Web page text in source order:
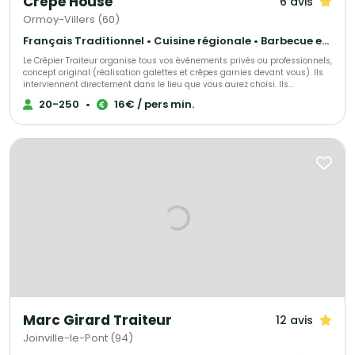
Ormoy-Villers (60)
Français Traditionnel • Cuisine régionale • Barbecue et grillades
Le Crêpier Traiteur organise tous vos événements privés ou professionnels,
concept original (réalisation galettes et crêpes garnies devant vous). Ils
interviennent directement dans le lieu que vous aurez choisi. Ils
proposent un large choix de produits.
20-250 • 16€ / pers min.
Marc Girard Traiteur 12 avis
Joinville-le-Pont (94)